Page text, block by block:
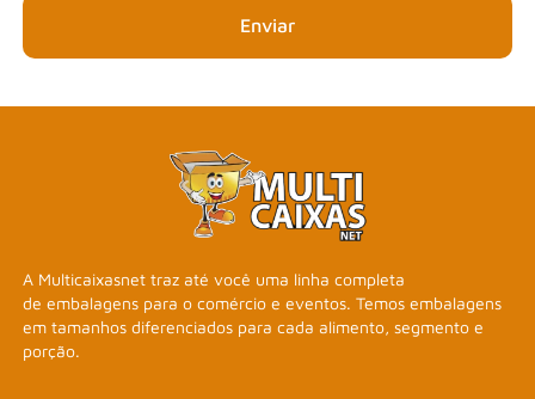
Enviar
A Multicaixasnet traz até você uma linha completa
de embalagens para o comércio e eventos. Temos embalagens
em tamanhos diferenciados para cada alimento, segmento e
porção.